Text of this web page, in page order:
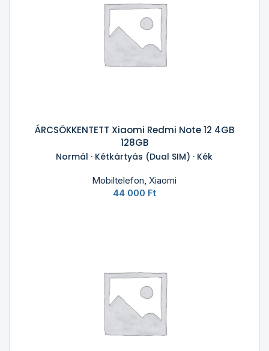
ÁRCSÖKKENTETT Xiaomi Redmi Note 12 4GB
128GB
Normál · Kétkártyás (Dual SIM) · Kék
Mobiltelefon,Xiaomi
44 000 Ft